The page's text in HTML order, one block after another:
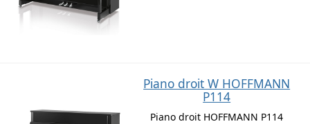
Piano droit W HOFFMANN
P114
Piano droit HOFFMANN P114